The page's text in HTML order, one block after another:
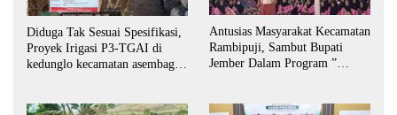
Diduga Tak Sesuai Spesifikasi,
Proyek Irigasi P3-TGAI di
kedunglo kecamatan asembagus
Antusias Masyarakat Kecamatan
Rambipuji, Sambut Bupati
Jember Dalam Program ”